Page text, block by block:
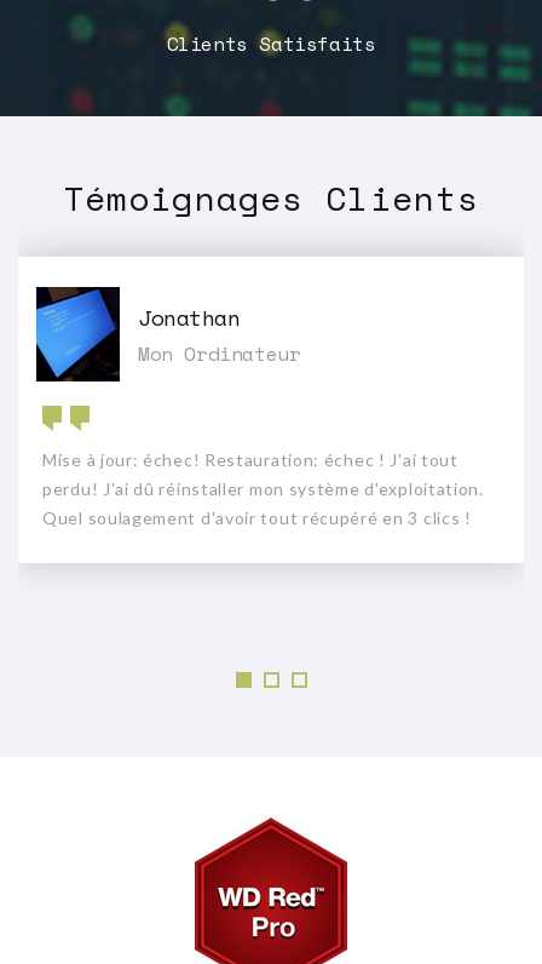
Clients Satisfaits
Témoignages Clients
Jonathan
Mon Ordinateur
Mise à jour: échec! Restauration: échec ! J'ai tout
perdu! J'ai dû réinstaller mon système d'exploitation.
Quel soulagement d'avoir tout récupéré en 3 clics !